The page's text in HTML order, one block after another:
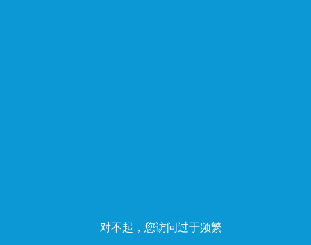
对不起，您访问过于频繁